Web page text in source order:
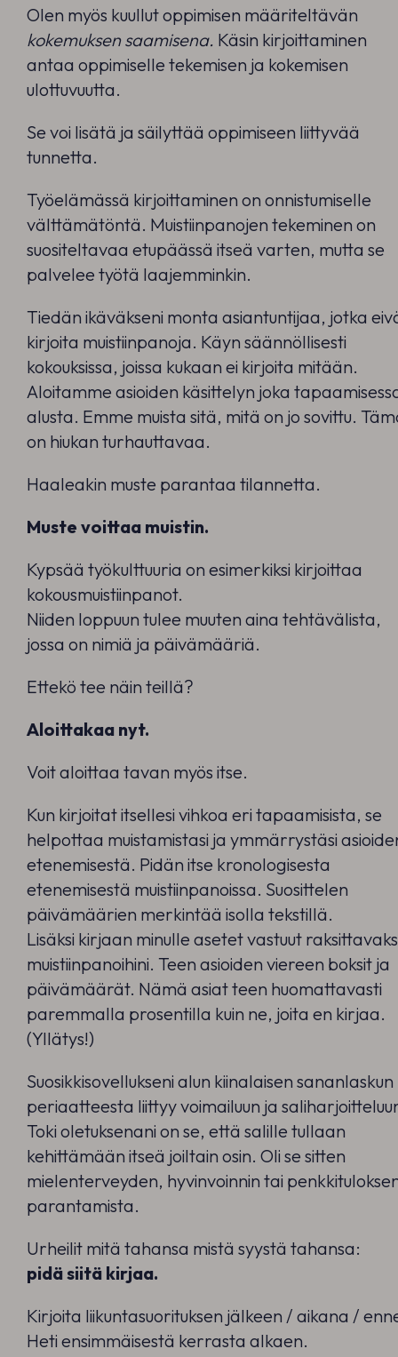
Olen myös kuullut oppimisen määriteltävän
kokemuksen saamisena. Käsin kirjoittaminen
antaa oppimiselle tekemisen ja kokemisen
ulottuvuutta.
Se voi lisätä ja säilyttää oppimiseen liittyvää
tunnetta.
Työelämässä kirjoittaminen on onnistumiselle
välttämätöntä. Muistiinpanojen tekeminen on
suositeltavaa etupäässä itseä varten, mutta se
palvelee työtä laajemminkin.
Tiedän ikäväkseni monta asiantuntijaa, jotka
kirjoita muistiinpanoja. Käyn säännöllisesti
kokouksissa, joissa kukaan ei kirjoita mitään.
Aloitamme asioiden käsittelyn joka
alusta. Emme muista sitä, mitä on jo sovittu.
on hiukan turhauttavaa.
Haaleakin muste parantaa tilannetta.
Muste voittaa muistin.
Kypsää työkulttuuria on esimerkiksi kirjoittaa
kokousmuistiinpanot.
Niiden loppuun tulee muuten aina tehtävälista,
jossa on nimiä ja päivämääriä.
Ettekö tee näin teillä?
Aloittakaa nyt.
Voit aloittaa tavan myös itse.
Kun kirjoitat itsellesi vihkoa eri tapaamisista, se
helpottaa muistamistasi ja ymmärrystäsi
etenemisestä. Pidän itse kronologisesta
etenemisestä muistiinpanoissa. Suosittelen
päivämäärien merkintää isolla tekstillä.
Lisäksi kirjaan minulle asetet vastuut
muistiinpanoihini. Teen asioiden viereen boksit ja
päivämäärät. Nämä asiat teen huomattavasti
paremmalla prosentilla kuin ne, joita en kirjaa.
(Yllätys!)
Suosikkisovellukseni alun kiinalaisen sananlaskun
periaatteesta liittyy voimailuun ja
Toki oletuksenani on se, että salille tullaan
kehittämään itseä joiltain osin. Oli se sitten
mielenterveyden, hyvinvoinnin tai
parantamista.
Urheilit mitä tahansa mistä syystä tahansa:
pidä siitä kirjaa.
Kirjoita liikuntasuorituksen jälkeen / aikana /
Heti ensimmäisestä kerrasta alkaen.